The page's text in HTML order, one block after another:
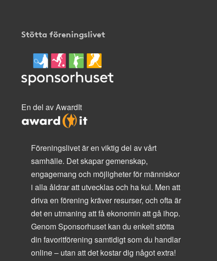
Stötta föreningslivet
En del av AwardIt
Föreningslivet är en viktig del av vårt
samhälle. Det skapar gemenskap,
engagemang och möjligheter för människor
i alla åldrar att utvecklas och ha kul. Men att
driva en förening kräver resurser, och ofta är
det en utmaning att få ekonomin att gå ihop.
Genom Sponsorhuset kan du enkelt stötta
din favoritförening samtidigt som du handlar
online – utan att det kostar dig något extra!